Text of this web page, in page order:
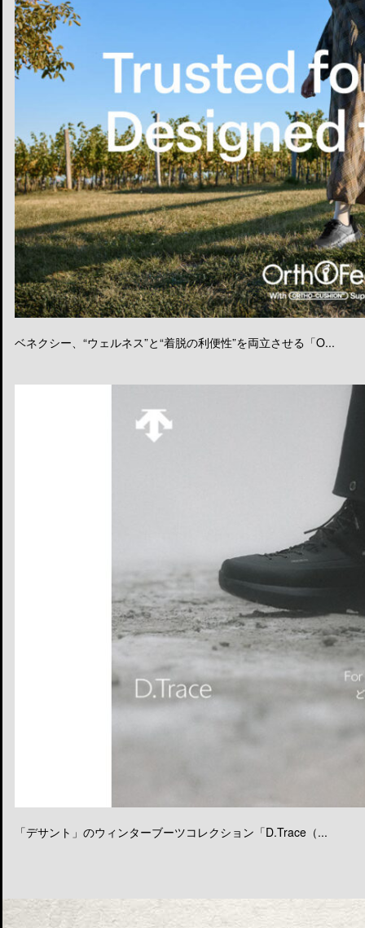
ベネクシー、“ウェルネス”と“着脱の利便性”を両立させる「O...
「デサント」のウィンターブーツコレクション「D.Trace（...